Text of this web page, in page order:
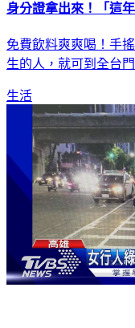
身分證拿出來！「這
免費飲料爽爽喝！手
生的人，就可到全台
生活